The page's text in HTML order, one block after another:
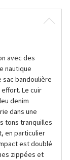
avec des
nautique
sac bandoulière
Le cuir
denim
dans une
tons tranquilles
en particulier
est doublé
zippées et